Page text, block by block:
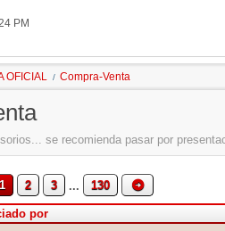
PM
OFICIAL / Compra-Venta
se recomienda pasar por
1 2 3 ... 130
por